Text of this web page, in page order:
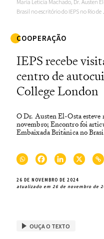
Maria Letícia Machado, Dr. Austen
Brasil no escritório do IEPS no Rio
COOPERAÇÃO
IEPS recebe
centro de
College London
O Dr. Austen El-Osta esteve
novembro; Encontro foi
Embaixada Britânica no
26 DE NOVEMBRO DE 2024
atualizado em 26 de novembro de
OUÇA O TEXTO